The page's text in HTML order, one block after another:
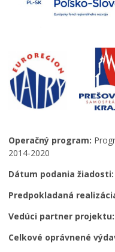
Zamestnanie v
Operačný program:
2014-2020
Dátum podania žiadosti:
Predpokladaná
Vedúci partner projektu:
Celkové oprávnené